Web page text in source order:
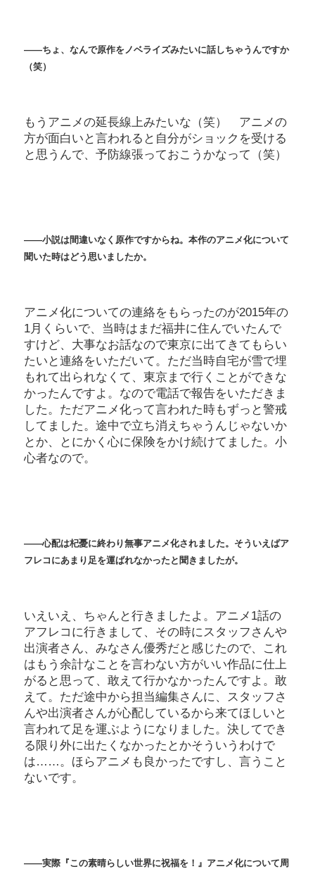
――ちょ、なんで原作をノベライズみたいに話しちゃうんですか
（笑）
もうアニメの延長線上みたいな（笑） アニメの
方が面白いと言われると自分がショックを受ける
と思うんで、予防線張っておこうかなって（笑）
――小説は間違いなく原作ですからね。本作のアニメ化について
聞いた時はどう思いましたか。
アニメ化についての連絡をもらったのが2015年の
1月くらいで、当時はまだ福井に住んでいたんで
すけど、大事なお話なので東京に出てきてもらい
たいと連絡をいただいて。ただ当時自宅が雪で埋
もれて出られなくて、東京まで行くことができな
かったんですよ。なので電話で報告をいただきま
した。ただアニメ化って言われた時もずっと警戒
してました。途中で立ち消えちゃうんじゃないか
とか、とにかく心に保険をかけ続けてました。小
心者なので。
――心配は杞憂に終わり無事アニメ化されました。そういえばア
フレコにあまり足を運ばれなかったと聞きましたが。
いえいえ、ちゃんと行きましたよ。アニメ1話の
アフレコに行きまして、その時にスタッフさんや
出演者さん、みなさん優秀だと感じたので、これ
はもう余計なことを言わない方がいい作品に仕上
がると思って、敢えて行かなかったんですよ。敢
えて。ただ途中から担当編集さんに、スタッフさ
んや出演者さんが心配しているから来てほしいと
言われて足を運ぶようになりました。決してでき
る限り外に出たくなかったとかそういうわけで
は……。ほらアニメも良かったですし、言うこと
ないです。
――実際『この素晴らしい世界に祝福を！』アニメ化について周